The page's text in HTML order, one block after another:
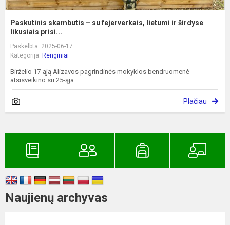
Paskutinis skambutis – su fejerverkais, lietumi ir širdyse
likusiais prisi...
Paskelbta: 2025-06-17
Kategorija: Renginiai
Birželio 17-ąją Alizavos pagrindinės mokyklos bendruomenė
atsisveikino su 25-ąja...
Plačiau
Naujienų archyvas